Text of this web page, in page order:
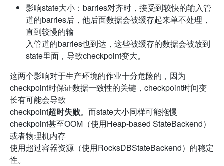
影响state大小：barries对齐时，接受到较快的输入管
道的barries后，他后面数据会被缓存起来单不处理，
直到较慢的输
入管道的barries也到达，这些被缓存的数据会被放到
state里面，导致checkpoint变大。
这两个影响对于生产环境的作业十分危险的，因为
checkpoint时保证数据一致性的关键，checkpoint时间变
长有可能会导致
checkpoint超时失败。而state大小同样可能拖慢
checkpoint甚至OOM（使用Heap-based StateBackend）
或者物理机内存
使用超过容器资源（使用RocksDBStateBackend）的稳定
性。